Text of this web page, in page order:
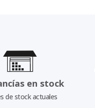
en stock
de stock actuales